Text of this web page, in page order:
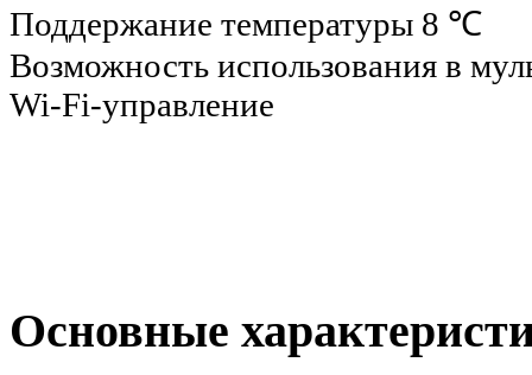
Поддержание температуры 8 ℃
Возможность использования в
Wi-Fi-управление
Основные